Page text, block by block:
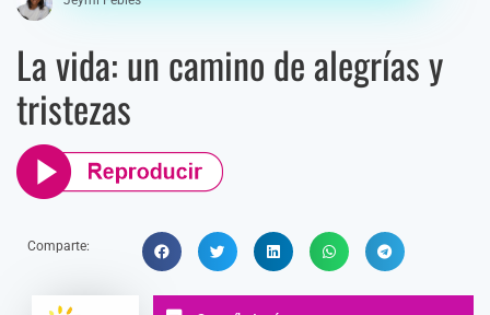
La vida: un camino de alegrías y
tristezas
Comparte: